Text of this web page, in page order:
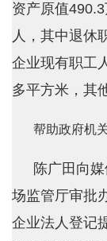
资产原值
人，其中退休
企业现有职工
多平方米，其
帮助政府机
陈广田向
场监管厅审批
企业法人登记